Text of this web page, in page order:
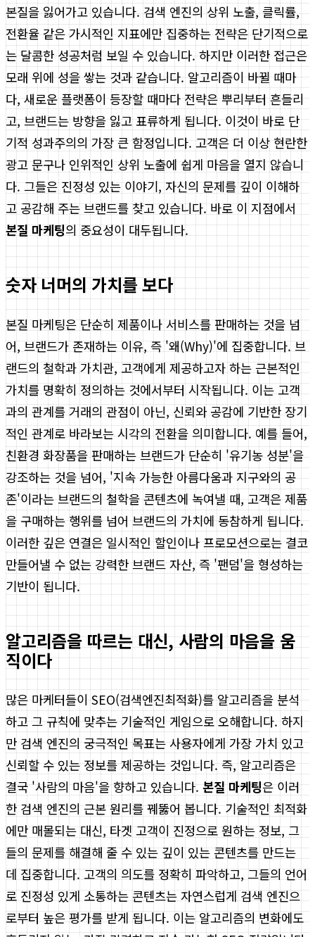
본질을 잃어가고 있습니다. 검색 엔진의 상위 노출, 클릭률,
전환율 같은 가시적인 지표에만 집중하는 전략은 단기적으로
는 달콤한 성공처럼 보일 수 있습니다. 하지만 이러한 접근은
모래 위에 성을 쌓는 것과 같습니다. 알고리즘이 바뀔 때마
다, 새로운 플랫폼이 등장할 때마다 전략은 뿌리부터 흔들리
고, 브랜드는 방향을 잃고 표류하게 됩니다. 이것이 바로 단
기적 성과주의의 가장 큰 함정입니다. 고객은 더 이상 현란한
광고 문구나 인위적인 상위 노출에 쉽게 마음을 열지 않습니
다. 그들은 진정성 있는 이야기, 자신의 문제를 깊이 이해하
고 공감해 주는 브랜드를 찾고 있습니다. 바로 이 지점에서
본질 마케팅의 중요성이 대두됩니다.
숫자 너머의 가치를 보다
본질 마케팅은 단순히 제품이나 서비스를 판매하는 것을 넘
어, 브랜드가 존재하는 이유, 즉 '왜(Why)'에 집중합니다. 브
랜드의 철학과 가치관, 고객에게 제공하고자 하는 근본적인
가치를 명확히 정의하는 것에서부터 시작됩니다. 이는 고객
과의 관계를 거래의 관점이 아닌, 신뢰와 공감에 기반한 장기
적인 관계로 바라보는 시각의 전환을 의미합니다. 예를 들어,
친환경 화장품을 판매하는 브랜드가 단순히 '유기농 성분'을
강조하는 것을 넘어, '지속 가능한 아름다움과 지구와의 공
존'이라는 브랜드의 철학을 콘텐츠에 녹여낼 때, 고객은 제품
을 구매하는 행위를 넘어 브랜드의 가치에 동참하게 됩니다.
이러한 깊은 연결은 일시적인 할인이나 프로모션으로는 결코
만들어낼 수 없는 강력한 브랜드 자산, 즉 '팬덤'을 형성하는
기반이 됩니다.
알고리즘을 따르는 대신, 사람의 마음을 움
직이다
많은 마케터들이 SEO(검색엔진최적화)를 알고리즘을 분석
하고 그 규칙에 맞추는 기술적인 게임으로 오해합니다. 하지
만 검색 엔진의 궁극적인 목표는 사용자에게 가장 가치 있고
신뢰할 수 있는 정보를 제공하는 것입니다. 즉, 알고리즘은
결국 '사람의 마음'을 향하고 있습니다. 본질 마케팅은 이러
한 검색 엔진의 근본 원리를 꿰뚫어 봅니다. 기술적인 최적화
에만 매몰되는 대신, 타겟 고객이 진정으로 원하는 정보, 그
들의 문제를 해결해 줄 수 있는 깊이 있는 콘텐츠를 만드는
데 집중합니다. 고객의 의도를 정확히 파악하고, 그들의 언어
로 진정성 있게 소통하는 콘텐츠는 자연스럽게 검색 엔진으
로부터 높은 평가를 받게 됩니다. 이는 알고리즘의 변화에도